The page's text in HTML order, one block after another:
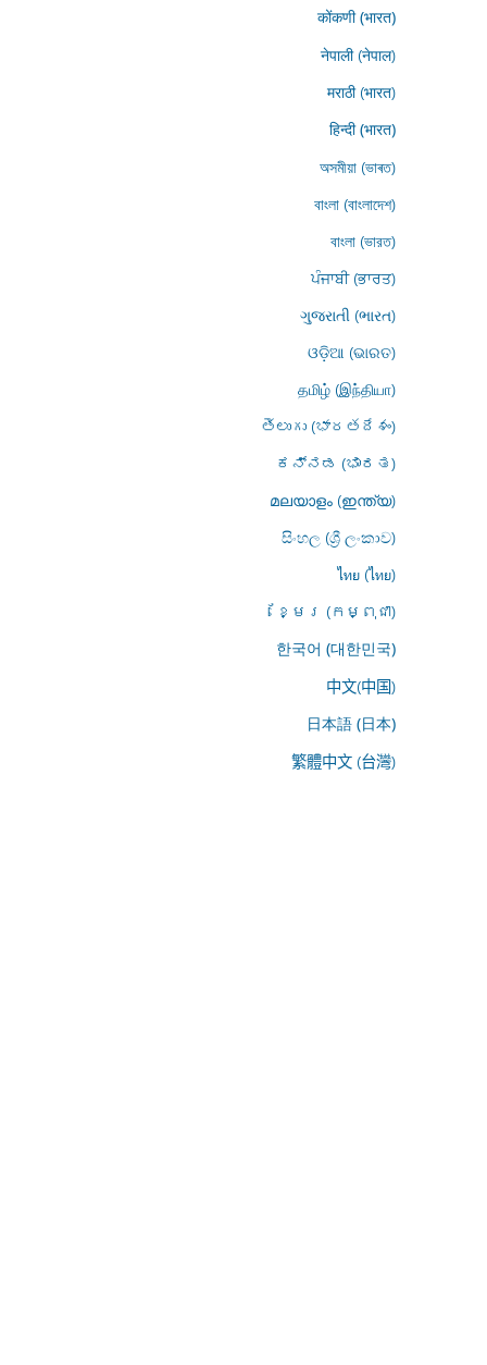
कोंकणी (भारत)
नेपाली (नेपाल)
मराठी (भारत)
हिन्दी (भारत)
অসমীয়া (ভাৰত)
বাংলা (বাংলাদেশ)
বাংলা (ভারত)
ਪੰਜਾਬੀ (ਭਾਰਤ)
ગુજરાતી (ભારત)
ଓଡ଼ିଆ (ଭାରତ)
தமிழ் (இந்தியா)
తెలుగు (భారతదేశం)
ಕನ್ನಡ (ಭಾರತ)
മലയാളം (ഇന്ത്യ)
සිංහල (ශ්‍රී ලංකාව)
ไทย (ไทย)
ខ្មែរ (កម្ពុជា)
한국어 (대한민국)
中文(中国)
日本語 (日本)
繁體中文 (台灣)